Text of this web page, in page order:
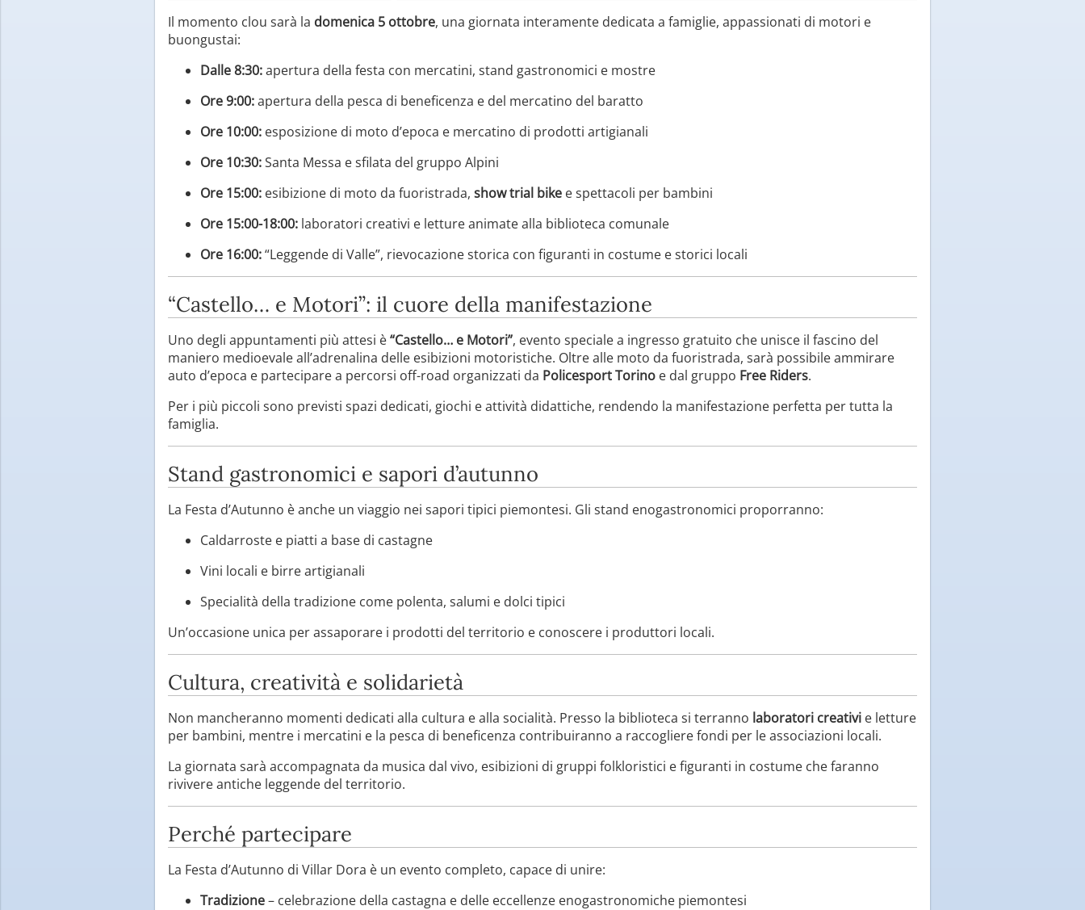
Il momento clou sarà la domenica 5 ottobre, una giornata interamente dedicata a famiglie, appassionati di motori e
buongustai:
Dalle 8:30:apertura della festa con mercatini, stand gastronomici e mostre
Ore 9:00:apertura della pesca di beneficenza e del mercatino del baratto
Ore 10:00: esposizione di moto d’epoca e mercatino di prodotti artigianali
Ore 10:30:Santa Messa e sfilata del gruppo Alpini
Ore 15:00: esibizione di moto da fuoristrada, show trial bike e spettacoli per bambini
Ore 15:00-18:00: laboratori creativi e letture animate alla biblioteca comunale
Ore 16:00:“Leggende di Valle”, rievocazione storica con figuranti in costume e storici locali
“Castello… e Motori”: il cuore della manifestazione
Uno degli appuntamenti più attesi è“Castello… e Motori”, evento speciale a ingresso gratuito che unisce il fascino del
maniero medioevale all’adrenalina delle esibizioni motoristiche. Oltre alle moto da fuoristrada, sarà possibile ammirare
auto d’epoca e partecipare a percorsi off-road organizzati da Policesport Torino e dal gruppo Free Riders.
Per i più piccoli sono previsti spazi dedicati, giochi e attività didattiche, rendendo la manifestazione perfetta per tutta la
famiglia.
Stand gastronomici e sapori d’autunno
La Festa d’Autunno è anche un viaggio nei sapori tipici piemontesi. Gli stand enogastronomici proporranno:
Caldarroste e piatti a base di castagne
Vini locali e birre artigianali
Specialità della tradizione come polenta, salumi e dolci tipici
Un’occasione unica per assaporare i prodotti del territorio e conoscere i produttori locali.
Cultura, creatività e solidarietà
Non mancheranno momenti dedicati alla cultura e alla socialità. Presso la biblioteca si terranno laboratori creativi e letture
per bambini, mentre i mercatini e la pesca di beneficenza contribuiranno a raccogliere fondi per le associazioni locali.
La giornata sarà accompagnata da musica dal vivo, esibizioni di gruppi folkloristici e figuranti in costume che faranno
rivivere antiche leggende del territorio.
Perché partecipare
La Festa d’Autunno di Villar Dora è un evento completo, capace di unire:
Tradizione– celebrazione della castagna e delle eccellenze enogastronomiche piemontesi